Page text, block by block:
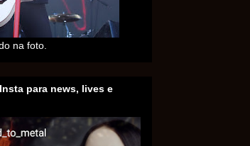
na foto.
para news, lives e